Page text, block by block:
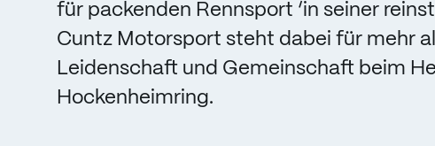
für packenden Rennsport ‘in seiner
Cuntz Motorsport steht dabei für mehr
Leidenschaft und Gemeinschaft beim
Hockenheimring.